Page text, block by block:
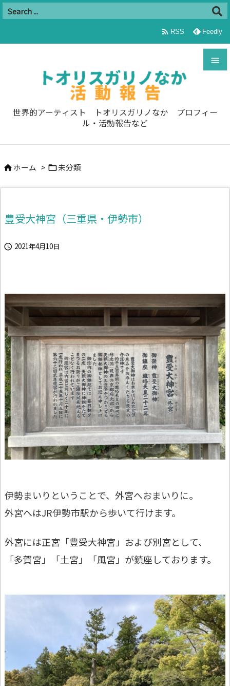
世界的アーティスト トオリスガリノなか プロフィー
ル・活動報告など



 RSS Feedly
 ホーム > 未分類
豊受大神宮（三重県・伊勢市）
 2021年4月10日
伊勢まいりということで、外宮へおまいりに。
外宮へはJR伊勢市駅から歩いて行けます。
外宮には正宮「豊受⼤神宮」および別宮として、
「多賀宮」「⼟宮」「⾵宮」が鎮座しております。